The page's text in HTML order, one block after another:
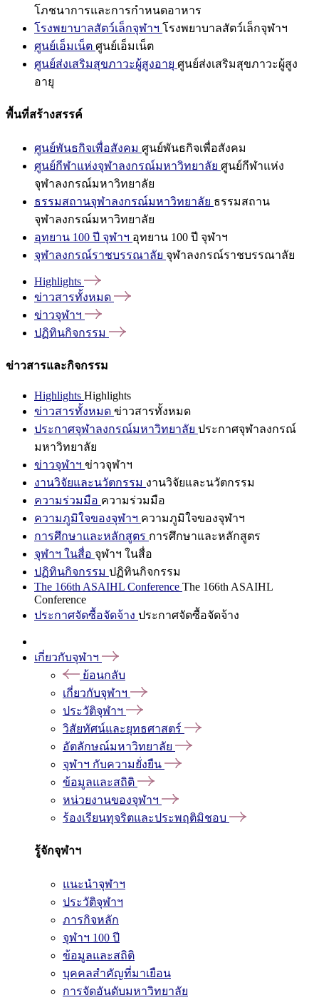
โภชนาการและการกำหนดอาหาร
โรงพยาบาลสัตว์เล็กจุฬาฯ โรงพยาบาลสัตว์เล็กจุฬาฯ
ศูนย์เอ็มเน็ต ศูนย์เอ็มเน็ต
ศูนย์ส่งเสริมสุขภาวะผู้สูงอายุ ศูนย์ส่งเสริมสุขภาวะผู้สูง
อายุ
พื้นที่สร้างสรรค์
ศูนย์พันธกิจเพื่อสังคม ศูนย์พันธกิจเพื่อสังคม
ศูนย์กีฬาแห่งจุฬาลงกรณ์มหาวิทยาลัย ศูนย์กีฬาแห่ง
จุฬาลงกรณ์มหาวิทยาลัย
ธรรมสถานจุฬาลงกรณ์มหาวิทยาลัย ธรรมสถาน
จุฬาลงกรณ์มหาวิทยาลัย
อุทยาน 100 ปี จุฬาฯ อุทยาน 100 ปี จุฬาฯ
จุฬาลงกรณ์ราชบรรณาลัย จุฬาลงกรณ์ราชบรรณาลัย
Highlights
ข่าวสารทั้งหมด
ข่าวจุฬาฯ
ปฏิทินกิจกรรม
ข่าวสารและกิจกรรม
Highlights Highlights
ข่าวสารทั้งหมด ข่าวสารทั้งหมด
ประกาศจุฬาลงกรณ์มหาวิทยาลัย ประกาศจุฬาลงกรณ์
มหาวิทยาลัย
ข่าวจุฬาฯ ข่าวจุฬาฯ
งานวิจัยและนวัตกรรม งานวิจัยและนวัตกรรม
ความร่วมมือ ความร่วมมือ
ความภูมิใจของจุฬาฯ ความภูมิใจของจุฬาฯ
การศึกษาและหลักสูตร การศึกษาและหลักสูตร
จุฬาฯ ในสื่อ จุฬาฯ ในสื่อ
ปฏิทินกิจกรรม ปฏิทินกิจกรรม
The 166th ASAIHL Conference The 166th ASAIHL
Conference
ประกาศจัดซื้อจัดจ้าง ประกาศจัดซื้อจัดจ้าง
เกี่ยวกับจุฬาฯ
ย้อนกลับ
เกี่ยวกับจุฬาฯ
ประวัติจุฬาฯ
วิสัยทัศน์และยุทธศาสตร์
อัตลักษณ์มหาวิทยาลัย
จุฬาฯ กับความยั่งยืน
ข้อมูลและสถิติ
หน่วยงานของจุฬาฯ
ร้องเรียนทุจริตและประพฤติมิชอบ
รู้จักจุฬาฯ
แนะนำจุฬาฯ
ประวัติจุฬาฯ
ภารกิจหลัก
จุฬาฯ 100 ปี
ข้อมูลและสถิติ
บุคคลสำคัญที่มาเยือน
การจัดอันดับมหาวิทยาลัย